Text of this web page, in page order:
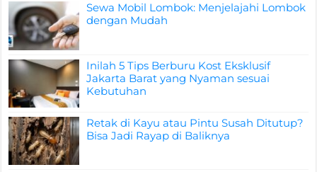
Sewa Mobil Lombok: Menjelajahi Lombok
dengan Mudah
Inilah 5 Tips Berburu Kost Eksklusif
Jakarta Barat yang Nyaman sesuai
Kebutuhan
Retak di Kayu atau Pintu Susah Ditutup?
Bisa Jadi Rayap di Baliknya